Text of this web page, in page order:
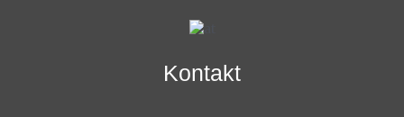
Kontakt